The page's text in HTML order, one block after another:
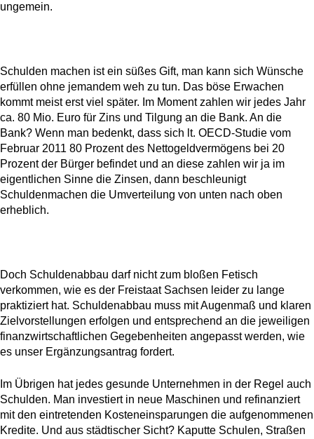
ungemein.
Schulden machen ist ein süßes Gift, man kann sich Wünsche
erfüllen ohne jemandem weh zu tun. Das böse Erwachen
kommt meist erst viel später. Im Moment zahlen wir jedes Jahr
ca. 80 Mio. Euro für Zins und Tilgung an die Bank. An die
Bank? Wenn man bedenkt, dass sich lt. OECD-Studie vom
Februar 2011 80 Prozent des Nettogeldvermögens bei 20
Prozent der Bürger befindet und an diese zahlen wir ja im
eigentlichen Sinne die Zinsen, dann beschleunigt
Schuldenmachen die Umverteilung von unten nach oben
erheblich.
Doch Schuldenabbau darf nicht zum bloßen Fetisch
verkommen, wie es der Freistaat Sachsen leider zu lange
praktiziert hat. Schuldenabbau muss mit Augenmaß und klaren
Zielvorstellungen erfolgen und entsprechend an die jeweiligen
finanzwirtschaftlichen Gegebenheiten angepasst werden, wie
es unser Ergänzungsantrag fordert.
Im Übrigen hat jedes gesunde Unternehmen in der Regel auch
Schulden. Man investiert in neue Maschinen und refinanziert
mit den eintretenden Kosteneinsparungen die aufgenommenen
Kredite. Und aus städtischer Sicht? Kaputte Schulen, Straßen